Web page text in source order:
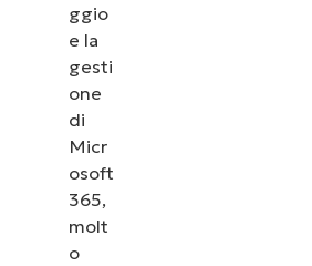
ggio
e la
gesti
one
di
Micr
osoft
365,
molt
o